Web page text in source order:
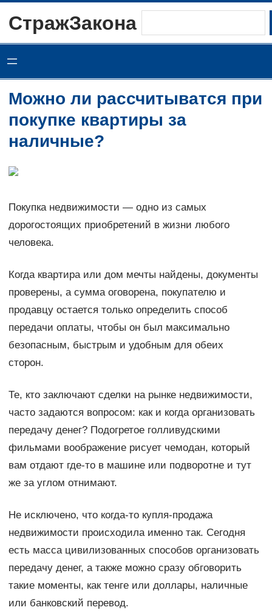
содержимому
СтражЗакона
Можно ли рассчитыватся при
покупке квартиры за
наличные?
Покупка недвижимости — одно из самых
дорогостоящих приобретений в жизни любого
человека.
Когда квартира или дом мечты найдены, документы
проверены, а сумма оговорена, покупателю и
продавцу остается только определить способ
передачи оплаты, чтобы он был максимально
безопасным, быстрым и удобным для обеих
сторон.
Те, кто заключают сделки на рынке недвижимости,
часто задаются вопросом: как и когда организовать
передачу денег? Подогретое голливудскими
фильмами воображение рисует чемодан, который
вам отдают где-то в машине или подворотне и тут
же за углом отнимают.
Не исключено, что когда-то купля-продажа
недвижимости происходила именно так. Сегодня
есть масса цивилизованных способов организовать
передачу денег, а также можно сразу обговорить
такие моменты, как тенге или доллары, наличные
или банковский перевод.